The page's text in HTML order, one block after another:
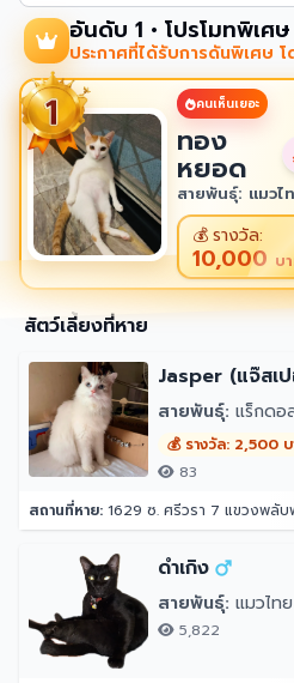
อันดับ 1 • โปรโมทพิเศษ
ประกาศที่ได้รับการดันพิเศษ
คนเห็นเยอะ
ทอง
หยอด
สายพันธุ์: แมวไ
💰รางวัล:
10,000 บ
สัตว์เลี้ยงที่หาย
Jasper (แจ๊สเ
สายพันธุ์: แร็กดอ
💰 รางวัล: 2,500 บ
83
สถานที่หาย: 1629 ซ. ศรีวรา 7 แขวงพลับพลา เ
ดำเกิง
สายพันธุ์: แมวไทย
5,822